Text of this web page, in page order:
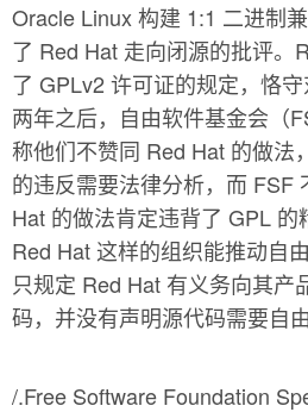
Oracle Linux 构建 1:1 二进制
了 Red Hat 走向闭源的批评。
了 GPLv2 许可证的规定，恪
两年之后，自由软件基金会（
称他们不赞同 Red Hat 的做法
的违反需要法律分析，而 FSF
Hat 的做法肯定违背了 GPL
Red Hat 这样的组织能推动自
只规定 Red Hat 有义务向其产
码，并没有声明源代码需要自
/.Free Software Foundation